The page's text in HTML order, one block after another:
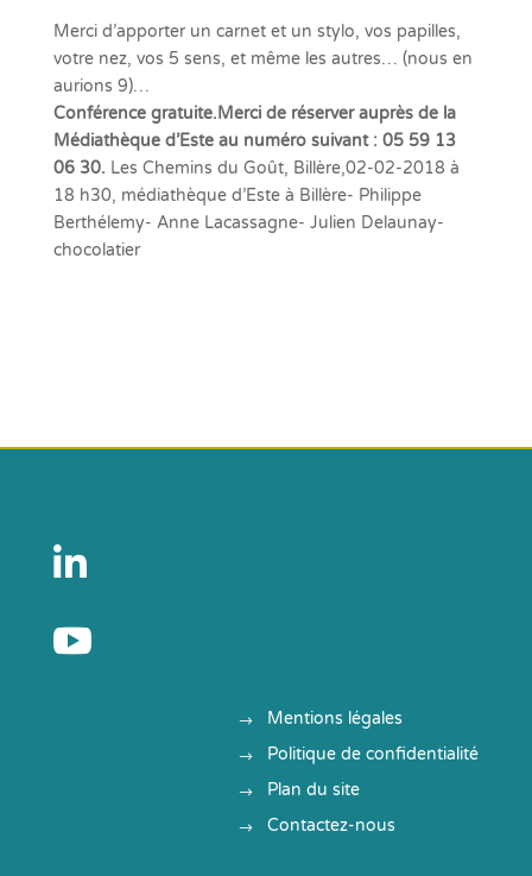
Merci d’apporter un carnet et un stylo, vos papilles,
votre nez, vos 5 sens, et même les autres… (nous en
aurions 9)…
Conférence gratuite.Merci de réserver auprès de la
Médiathèque d’Este au numéro suivant : 05 59 13
06 30. Les Chemins du Goût, Billère,02-02-2018 à
18 h30, médiathèque d’Este à Billère- Philippe
Berthélemy- Anne Lacassagne- Julien Delaunay-
chocolatier


Mentions légales
Politique de confidentialité
Plan du site
Contactez-nous